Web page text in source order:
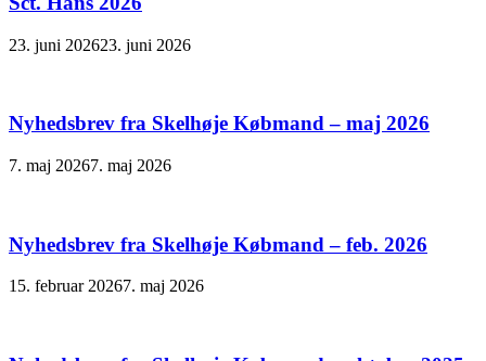
23. juni 202623. juni 2026
Nyhedsbrev fra Skelhøje Købmand – maj 2026
7. maj 20267. maj 2026
Nyhedsbrev fra Skelhøje Købmand – feb. 2026
15. februar 20267. maj 2026